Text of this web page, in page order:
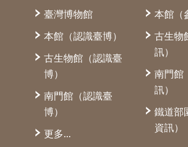
臺灣博物館
本館（認識臺博）
古生物館（認識臺
博）
南門館（認識臺
博）
更多...
本館（
古生物
訊）
南門館
訊）
鐵道部
資訊）